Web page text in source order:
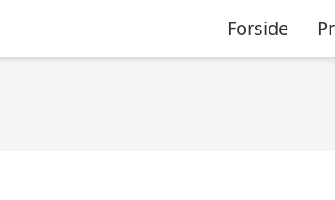
Forside